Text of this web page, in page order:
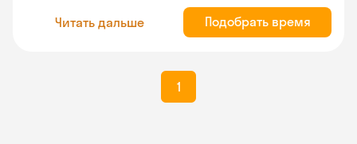
Читать дальше Подобрать время
1